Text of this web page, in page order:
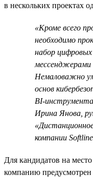
в нескольких проектах
«Кроме всего
необходимо
набор цифровых
мессенджерами
Немаловажно
основ
BI-
Ирина Янова,
компании Softline
Для кандидатов на
компанию